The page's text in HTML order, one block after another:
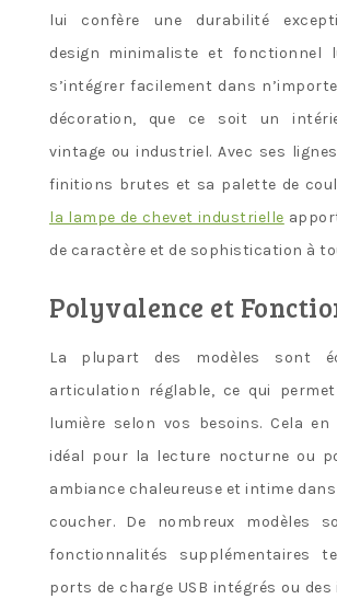
lui confère une durabilité
design minimaliste et fonctionnel
s’intégrer facilement dans
décoration, que ce soit un
vintage ou industriel. Avec ses
finitions brutes et sa palette de
la lampe de chevet industrielle
de caractère et de sophistication à
Polyvalence et
La plupart des modèles sont
articulation réglable, ce qui
lumière selon vos besoins. Cela
idéal pour la lecture nocturne ou
ambiance chaleureuse et intime
coucher. De nombreux modèles
fonctionnalités supplémentaires
ports de charge USB intégrés ou